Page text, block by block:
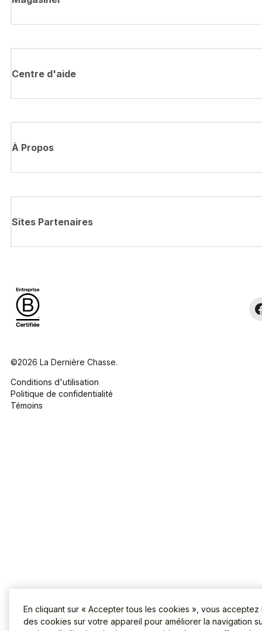
Centre d'aide
À Propos
Sites Partenaires
©2026 La Dernière Chasse.
Conditions d'utilisation
Politique de confidentialité
Témoins
En cliquant sur « Accepter tous les cookies », vous
des cookies sur votre appareil pour améliorer la navigation